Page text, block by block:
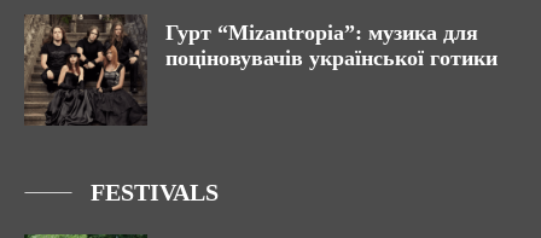
Гурт “Mizantropia”: музика для
поціновувачів української готики
FESTIVALS